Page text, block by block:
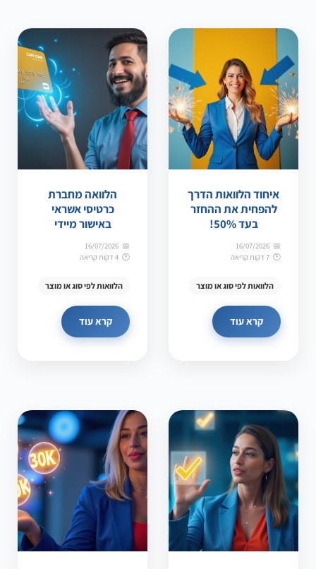
איחוד הלוואות הדרך
להפחית את ההחזר
בעד 50%!
16/07/2026
7 דקות קריאה
הלוואות לפי סוג או מוצר
קרא עוד
הלוואה מחברת
כרטיסי אשראי
באישור מיידי
16/07/2026
4 דקות קריאה
הלוואות לפי סוג או מוצר
קרא עוד